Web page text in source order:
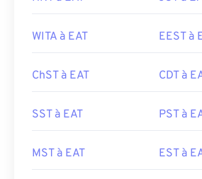
WITA à EAT EEST à
ChST à EAT CDT à
SST à EAT PST à
MST à EAT EST à